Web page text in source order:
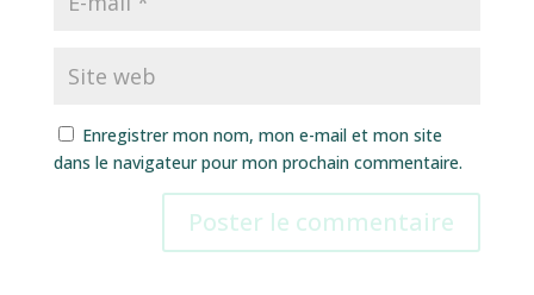
Enregistrer mon nom, mon e-mail et mon site
dans le navigateur pour mon prochain commentaire.